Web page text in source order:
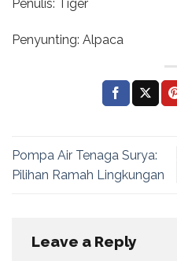
Penulis: Tiger
Penyunting: Alpaca
Pompa Air Tenaga Surya:
Pilihan Ramah Lingkungan
Leave a Reply